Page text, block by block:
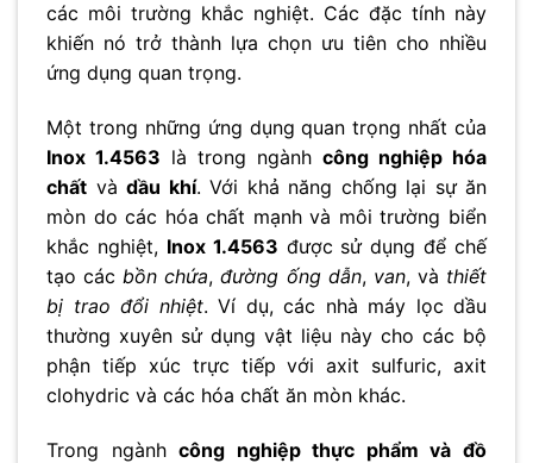
các môi trường khắc nghiệt. Các đặc tính này
khiến nó trở thành lựa chọn ưu tiên cho nhiều
ứng dụng quan trọng.
Một trong những ứng dụng quan trọng nhất của
Inox 1.4563 là trong ngành công nghiệp hóa
chất và dầu khí. Với khả năng chống lại sự ăn
mòn do các hóa chất mạnh và môi trường biển
khắc nghiệt, Inox 1.4563 được sử dụng để chế
tạo cácbồn chứa,đường ống dẫn, van, và thiết
bị trao đổi nhiệt. Ví dụ, các nhà máy lọc dầu
thường xuyên sử dụng vật liệu này cho các bộ
phận tiếp xúc trực tiếp với axit sulfuric, axit
clohydric và các hóa chất ăn mòn khác.
Trong ngànhcông nghiệp thực phẩm và đồ